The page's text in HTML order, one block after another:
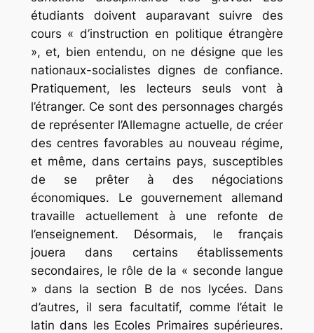
étudiants doivent auparavant suivre des
cours « d’instruction en politique étrangère
», et, bien entendu, on ne désigne que les
nationaux-socialistes dignes de confiance.
Pratiquement, les lecteurs seuls vont à
l’étranger. Ce sont des personnages chargés
de représenter l’Allemagne actuelle, de créer
des centres favorables au nouveau régime,
et même, dans certains pays, susceptibles
de se prêter à des négociations
économiques. Le gouvernement allemand
travaille actuellement à une refonte de
l’enseignement. Désormais, le français
jouera dans certains établissements
secondaires, le rôle de la « seconde langue
» dans la section B de nos lycées. Dans
d’autres, il sera facultatif, comme l’était le
latin dans les Ecoles Primaires supérieures.